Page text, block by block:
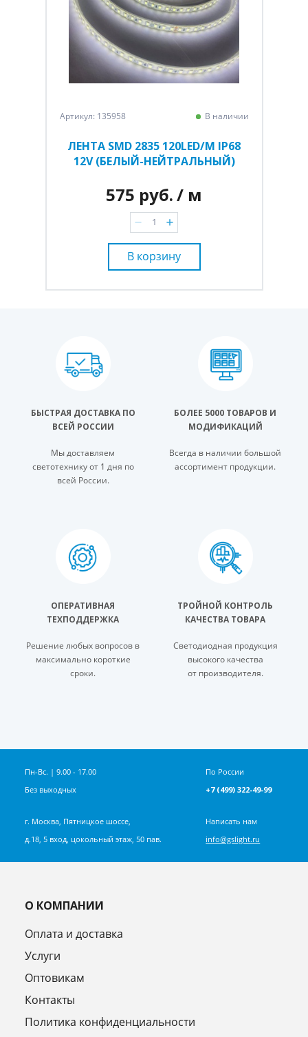
Артикул: 135958 В наличии
ЛЕНТА SMD 2835 120LED/M IP68
12V (БЕЛЫЙ-НЕЙТРАЛЬНЫЙ)
575 руб./ м
В корзину
БЫСТРАЯ ДОСТАВКА ПО
ВСЕЙ РОССИИ
Мы доставляем
светотехнику от 1 дня по
всей России.
БОЛЕЕ 5000 ТОВАРОВ И
МОДИФИКАЦИЙ
Всегда в наличии большой
ассортимент продукции.
ОПЕРАТИВНАЯ
ТЕХПОДДЕРЖКА
Решение любых вопросов в
максимально короткие
сроки.
ТРОЙНОЙ КОНТРОЛЬ
КАЧЕСТВА ТОВАРА
Светодиодная продукция
высокого качества
от производителя.
По России
+7 (499) 322-49-99
Пн-Вс. | 9.00 - 17.00
Без выходных
Написать нам
info@gslight.ru
г. Москва, Пятницкое шоссе,
д.18, 5 вход, цокольный этаж, 50 пав.
О КОМПАНИИ
Оплата и доставка
Услуги
Оптовикам
Контакты
Политика конфиденциальности